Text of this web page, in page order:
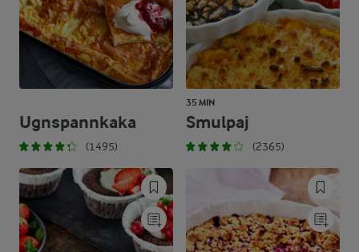
Ugnspannkaka
(1495)
35 MIN
Smulpaj
(2365)